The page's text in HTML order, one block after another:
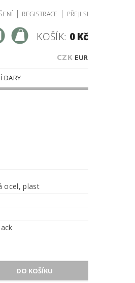
| REGISTRACE | PŘEJI SI
CZK EUR
KOŠÍK: 0 Kč
DARY
ocel, plast